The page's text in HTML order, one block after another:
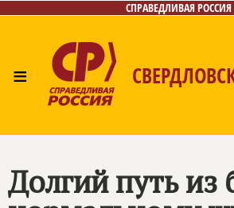
СПРАВЕДЛИВАЯ РОССИЯ
≡
Долгий путь из